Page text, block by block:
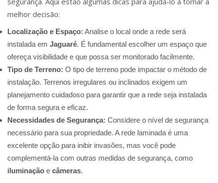
melhor decisão:
Localização e Espaço: Analise o local onde a rede será
instalada em Jaguaré. É fundamental escolher um espaço que
ofereça visibilidade e que possa ser monitorado facilmente.
Tipo de Terreno: O tipo de terreno pode impactar o método de
instalação. Terrenos irregulares ou inclinados exigem um
planejamento cuidadoso para garantir que a rede seja instalada
de forma segura e eficaz.
Necessidades de Segurança: Considere o nível de segurança
necessário para sua propriedade. A rede laminada é uma
excelente opção para inibir invasões, mas você pode
complementá-la com outras medidas de segurança, como
iluminação e câmeras.